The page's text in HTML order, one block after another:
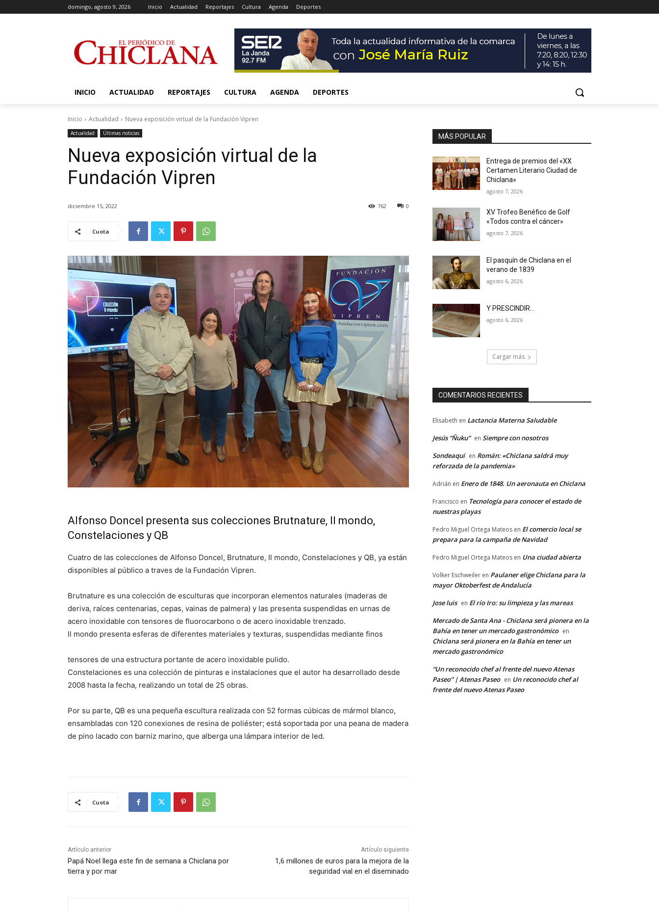
domingo, agosto 9, 2026 Inicio Actualidad Reportajes Cultura Agenda Deportes
INICIO ACTUALIDAD REPORTAJES CULTURA AGENDA DEPORTES
Inicio Actualidad Nueva exposición virtual de la Fundación Vipren
Actualidad Últimas noticias
Nueva exposición virtual de la
Fundación Vipren
diciembre 15, 2022 0
762
Cuota
Alfonso Doncel presenta sus colecciones Brutnature, Il mondo,
Constelaciones y QB
Cuatro de las colecciones de Alfonso Doncel, Brutnature, Il mondo, Constelaciones y QB, ya están
disponibles al público a traves de la Fundación Vipren.
Brutnature es una colección de esculturas que incorporan elementos naturales (maderas de
deriva, raíces centenarias, cepas, vainas de palmera) y las presenta suspendidas en urnas de
acero inoxidable con tensores de fluorocarbono o de acero inoxidable trenzado.
Il mondo presenta esferas de diferentes materiales y texturas, suspendidas mediante finos
tensores de una estructura portante de acero inoxidable pulido.
Constelaciones es una colección de pinturas e instalaciones que el autor ha desarrollado desde
2008 hasta la fecha, realizando un total de 25 obras.
Por su parte, QB es una pequeña escultura realizada con 52 formas cúbicas de mármol blanco,
ensambladas con 120 conexiones de resina de poliéster; está soportada por una peana de madera
de pino lacado con barniz marino, que alberga una lámpara interior de led.
Cuota
Artículo anterior
Papá Noel llega este fin de semana a Chiclana por
tierra y por mar
Artículo siguiente
1,6 millones de euros para la mejora de la
seguridad vial en el diseminado
MÁS POPULAR
Entrega de premios del «XX
Certamen Literario Ciudad de
Chiclana»
agosto 7, 2026
XV Trofeo Benéfico de Golf
«Todos contra el cáncer»
agosto 7, 2026
El pasquín de Chiclana en el
verano de 1839
agosto 6, 2026
Y PRESCINDIR…
agosto 6, 2026
Cargar más
COMENTARIOS RECIENTES
Elisabeth en Lactancia Materna Saludable
Jesús “Ñuku” en Siempre con nosotros
Sondeaquí en Román: «Chiclana saldrá muy
reforzada de la pandemia»
Adrián en Enero de 1848. Un aeronauta en Chiclana
Francisco en Tecnología para conocer el estado de
nuestras playas
Pedro Miguel Ortega Mateos en El comercio local se
prepara para la campaña de Navidad
Pedro Miguel Ortega Mateos en Una ciudad abierta
Volker Eschweiler en Paulaner elige Chiclana para la
mayor Oktoberfest de Andalucía
Jose luis en El río Iro: su limpieza y las mareas
Mercado de Santa Ana - Chiclana será pionera en la
Bahía en tener un mercado gastronómico en
Chiclana será pionera en la Bahía en tener un
mercado gastronómico
“Un reconocido chef al frente del nuevo Atenas
Paseo” | Atenas Paseo en Un reconocido chef al
frente del nuevo Atenas Paseo